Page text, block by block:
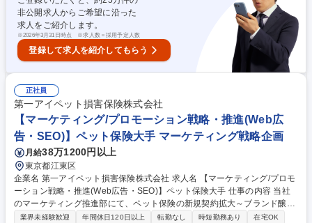
拓および、既存顧客へのAI検索対策の提案 ※SEOの知見をベースに未知の
領域を正解にしていくプロセスを担います 募集職種 神保町【新規事業開
発】SEO経験者歓迎/AI検索最適化(AIO)の技術開発・営業
非公開求人からご希望に沿った
求人をご紹介します。
※2026年3月31日時点 ※求人数＝採用予定人数
登録して求人を紹介してもらう
正社員
第一アイペット損害保険株式会社
【マーケティング/プロモーション戦略・推進(Web広
告・SEO)】ペット保険大手 マーケティング戦略企画
月給38万1200円以上
東京都江東区
企業名 第一アイペット損害保険株式会社 求人名 【マーケティング/プロモ
ーション戦略・推進(Web広告・SEO)】ペット保険大手 仕事の内容 当社
のマーケティング推進部にて、ペット保険の新規契約拡大～ブランド醸成
まで、デジタルプロモーションを中心とした戦略立案・運用・ディレクシ
業界未経験歓迎 年間休日120日以上 転勤なし 時短勤務あり
在宅OK